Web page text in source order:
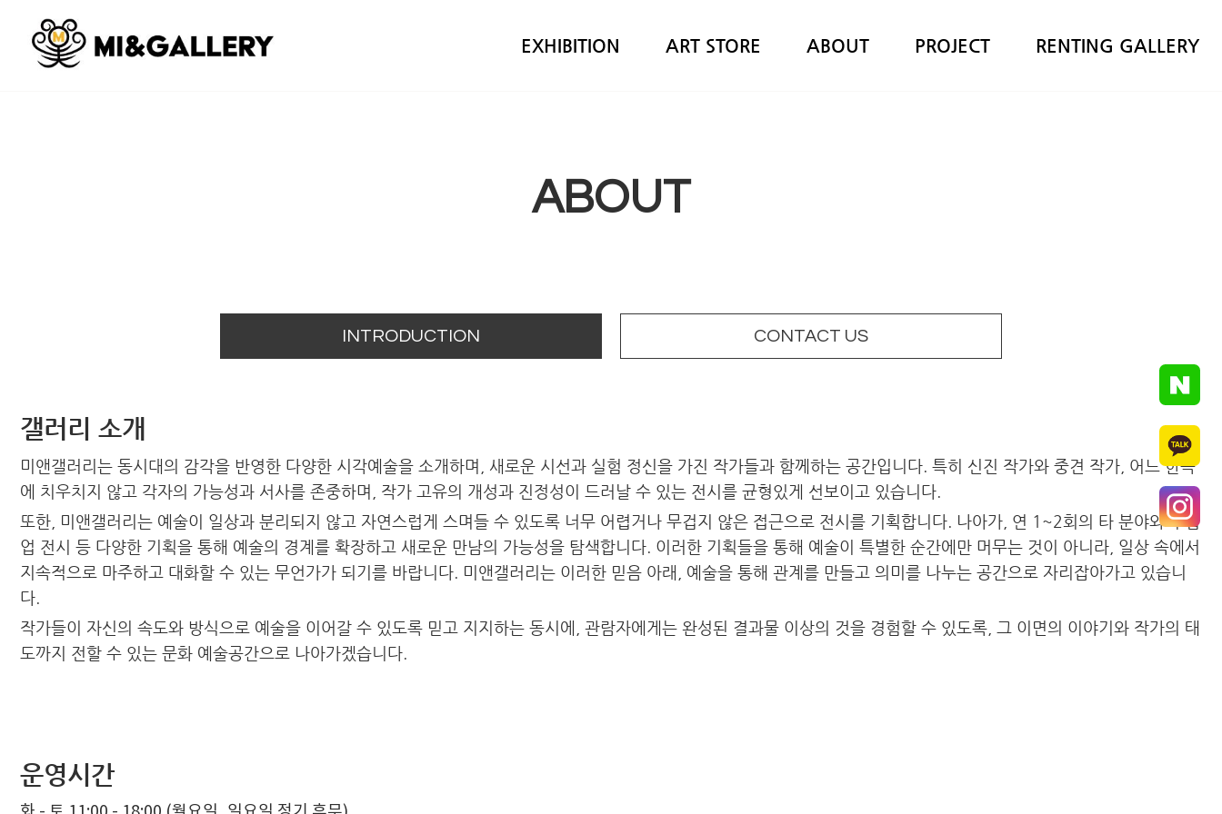
EXHIBITION ART STORE ABOUT PROJECT RENTING GALLERY
ABOUT
INTRODUCTION CONTACT US
갤러리 소개
미앤갤러리는 동시대의 감각을 반영한 다양한 시각예술을 소개하며, 새로운 시선과 실험 정신을 가진 작가들과 함께하는 공간입니다. 특히 신진 작가와 중견 작가, 어느 한쪽
에 치우치지 않고 각자의 가능성과 서사를 존중하며, 작가 고유의 개성과 진정성이 드러날 수 있는 전시를 균형있게 선보이고 있습니다.
또한, 미앤갤러리는 예술이 일상과 분리되지 않고 자연스럽게 스며들 수 있도록 너무 어렵거나 무겁지 않은 접근으로 전시를 기획합니다. 나아가, 연 1~2회의 타 분야와의 협
업 전시 등 다양한 기획을 통해 예술의 경계를 확장하고 새로운 만남의 가능성을 탐색합니다. 이러한 기획들을 통해 예술이 특별한 순간에만 머무는 것이 아니라, 일상 속에서
지속적으로 마주하고 대화할 수 있는 무언가가 되기를 바랍니다. 미앤갤러리는 이러한 믿음 아래, 예술을 통해 관계를 만들고 의미를 나누는 공간으로 자리잡아가고 있습니
다.
작가들이 자신의 속도와 방식으로 예술을 이어갈 수 있도록 믿고 지지하는 동시에, 관람자에게는 완성된 결과물 이상의 것을 경험할 수 있도록, 그 이면의 이야기와 작가의 태
도까지 전할 수 있는 문화 예술공간으로 나아가겠습니다.
운영시간